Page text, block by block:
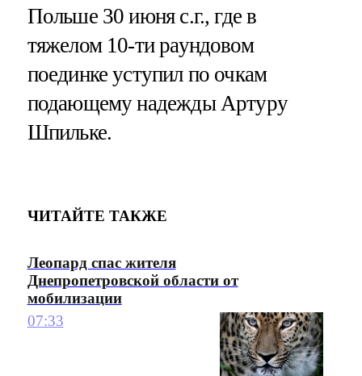
Польше 30 июня с.г., где в
тяжелом 10-ти раундовом
поединке уступил по очкам
подающему надежды Артуру
Шпильке.
ЧИТАЙТЕ ТАКЖЕ
Леопард спас жителя
Днепропетровской области от
мобилизации
07:33